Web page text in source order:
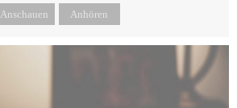
Anschauen Anhören